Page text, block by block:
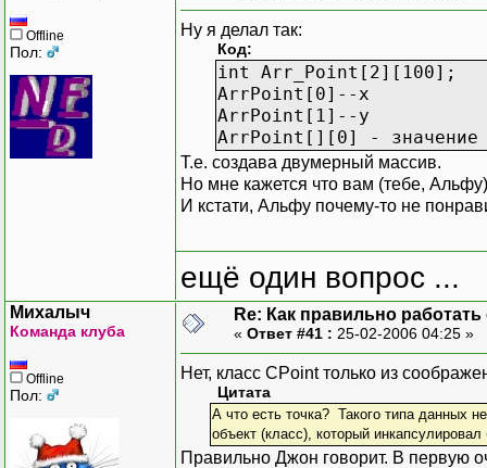
Offline
Пол:
Ну я делал так:
Код:
int Arr_Point[2][100];
ArrPoint[0]--x
ArrPoint[1]--y
ArrPoint[][0] - значение
Т.е. создава двумерный массив.
Но мне кажется что вам (тебе,
И кстати, Альфу почему-то не
ещё один вопрос ...
Михалыч
Команда клуба
Offline
Пол:
Re: Как правильно
« Ответ #41 : 25-02-2006 04:25 »
Нет, класс CPoint только из
Цитата
А что есть точка? Такого типа данных
объект (класс), который
Правильно Джон говорит. В первую